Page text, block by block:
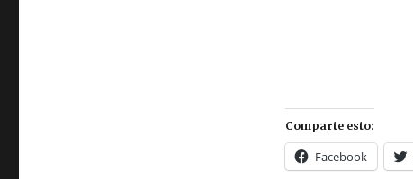
Comparte esto:
Facebook